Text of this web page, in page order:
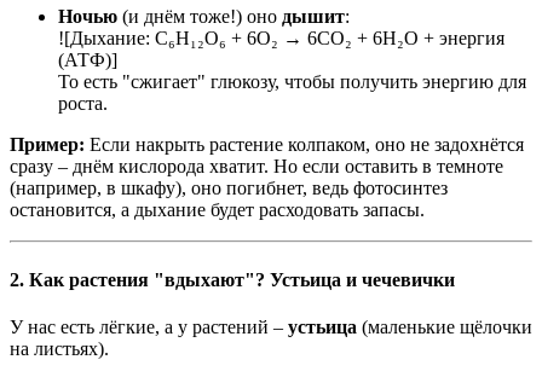
Ночью (и днём тоже!) оно дышит:
![Дыхание: C₆H₁₂O₆ + 6O₂ → 6CO₂ + 6H₂O + энергия
(АТФ)]
То есть "сжигает" глюкозу, чтобы получить энергию для
роста.
Пример: Если накрыть растение колпаком, оно не задохнётся
сразу – днём кислорода хватит. Но если оставить в темноте
(например, в шкафу), оно погибнет, ведь фотосинтез
остановится, а дыхание будет расходовать запасы.
2. Как растения "вдыхают"? Устьица и чечевички
У нас есть лёгкие, а у растений – устьица (маленькие щёлочки
на листьях).